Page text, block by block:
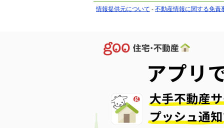
情報提供元について - 不動産情報に関する免責